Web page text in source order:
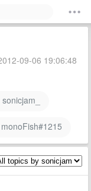
09-06 19:06:48
sonicjam_
monoFish#1215